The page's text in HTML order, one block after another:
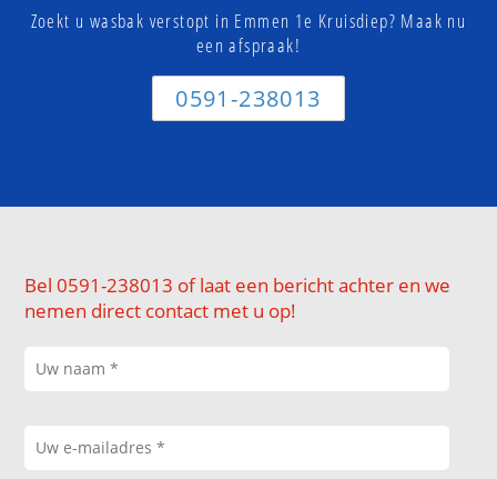
Zoekt u wasbak verstopt in Emmen 1e Kruisdiep? Maak nu
een afspraak!
0591-238013
Bel 0591-238013 of laat een bericht achter en we
nemen direct contact met u op!